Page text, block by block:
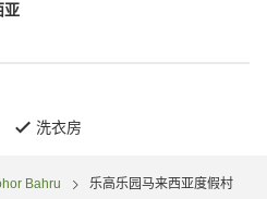
亚
洗衣房
Bahru 乐高乐园马来西亚度假村